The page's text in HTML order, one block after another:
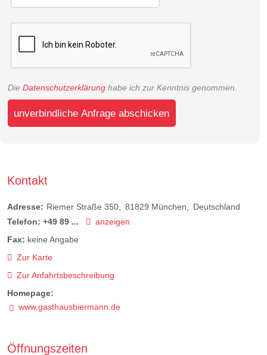
Die Datenschutzerklärung habe ich zur Kenntnis genommen.
unverbindliche Anfrage abschicken
Kontakt
Adresse: Riemer Straße 350 81829 München
Deutschland
Telefon: +49 89 ...
anzeigen
Fax: keine Angabe
Zur Karte
Zur Anfahrtsbeschreibung
Homepage:
www.gasthausbiermann.de
Öffnungszeiten